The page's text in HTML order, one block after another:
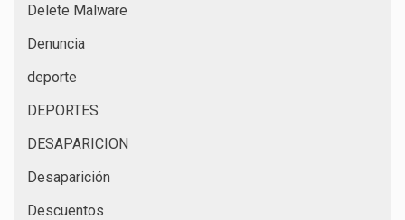
Delete Malware
Denuncia
deporte
DEPORTES
DESAPARICION
Desaparición
Descuentos